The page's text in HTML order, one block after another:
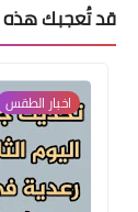
قد تُعجبك هذه
اخبار الطقس